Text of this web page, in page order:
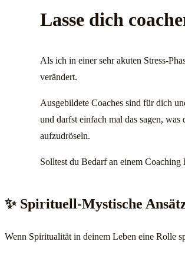
Lasse dich
Als ich in einer sehr akuten Stress-
verändert.
Ausgebildete Coaches sind für dich
und darfst einfach mal das sagen,
aufzudröseln.
Solltest du Bedarf an einem Coaching
✨ Spirituell-Mystische
Wenn Spiritualität in deinem Leben eine Rolle